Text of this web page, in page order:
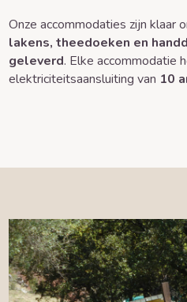
Onze accommodaties zijn klaar
lakens, theedoeken en
geleverd. Elke accommodatie
elektriciteitsaansluiting van 10